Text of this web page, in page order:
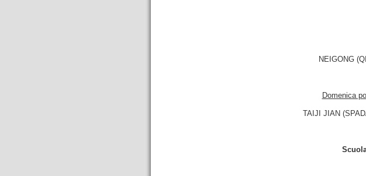
NEIGONG
Domenica
TAIJI JIAN